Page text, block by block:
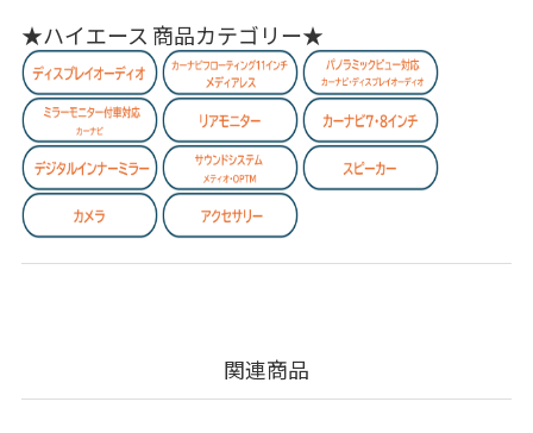
★ハイエース 商品カテゴリー★
関連商品